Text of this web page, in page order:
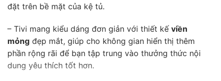
đặt trên bề mặt của kệ tủ.
– Tivi mang kiểu dáng đơn giản với thiết kế viền
mỏng đẹp mắt, giúp cho không gian hiển thị thêm
phần rộng rãi để bạn tập trung vào thưởng thức nội
dung yêu thích tốt hơn.